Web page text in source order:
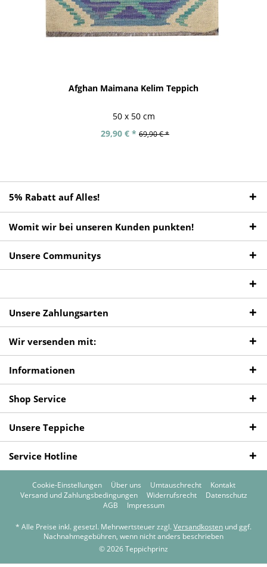
Afghan Maimana Kelim Teppich
50 x 50 cm
29,90 € * 69,90 € *
5% Rabatt auf Alles!
Womit wir bei unseren Kunden punkten!
Unsere Communitys
Unsere Zahlungsarten
Wir versenden mit:
Informationen
Shop Service
Unsere Teppiche
Service Hotline
Cookie-Einstellungen Über uns Umtauschrecht
Kontakt
Versand und Zahlungsbedingungen
Widerrufsrecht
Datenschutz
AGB
Impressum
* Alle Preise inkl. gesetzl. Mehrwertsteuer zzgl. Versandkosten und ggf.
Nachnahmegebühren, wenn nicht anders beschrieben
© 2026 Teppichprinz